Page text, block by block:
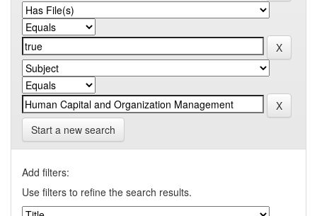
Start a new search
Add filters:
Use filters to refine the search results.